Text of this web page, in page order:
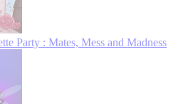
Party : Mates, Mess and Madness